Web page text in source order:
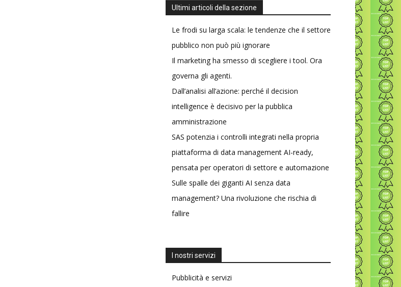
Ultimi articoli della sezione
Le frodi su larga scala: le tendenze che il settore
pubblico non può più ignorare
Il marketing ha smesso di scegliere i tool. Ora
governa gli agenti.
Dall’analisi all’azione: perché il decision
intelligence è decisivo per la pubblica
amministrazione
SAS potenzia i controlli integrati nella propria
piattaforma di data management AI-ready,
pensata per operatori di settore e automazione
Sulle spalle dei giganti AI senza data
management? Una rivoluzione che rischia di
fallire
I nostri servizi
Pubblicità e servizi